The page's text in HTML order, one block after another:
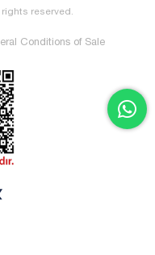
rights reserved.
Conditions of Sale